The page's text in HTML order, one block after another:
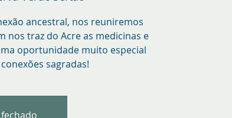
ancestral, nos reuniremos
nos traz do Acre as medicinas e
oportunidade muito especial
sagradas!